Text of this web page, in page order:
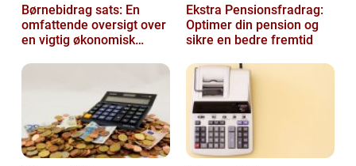
Børnebidrag sats: En
omfattende oversigt over
en vigtig økonomisk
Ekstra Pensionsfradrag:
Optimer din pension og
sikre en bedre fremtid